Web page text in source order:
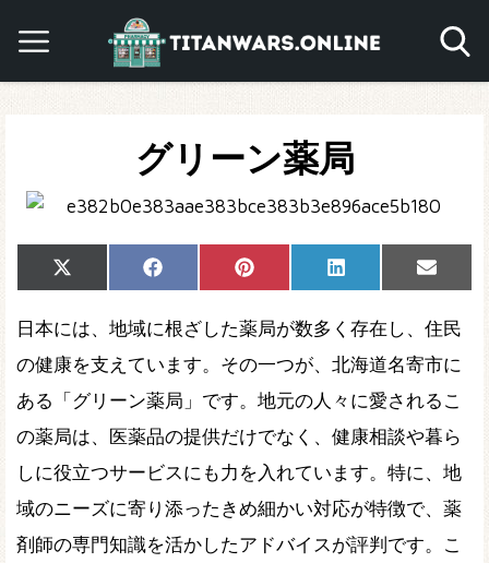
グリーン薬局
Share
on
X
(Twitter)
Share
on
Facebook Share
on
Pinterest Share
on
LinkedIn
Share
on
Email
日本には、地域に根ざした薬局が数多く存在し、住民
の健康を支えています。その一つが、北海道名寄市に
ある「グリーン薬局」です。地元の人々に愛されるこ
の薬局は、医薬品の提供だけでなく、健康相談や暮ら
しに役立つサービスにも力を入れています。特に、地
域のニーズに寄り添ったきめ細かい対応が特徴で、薬
剤師の専門知識を活かしたアドバイスが評判です。こ